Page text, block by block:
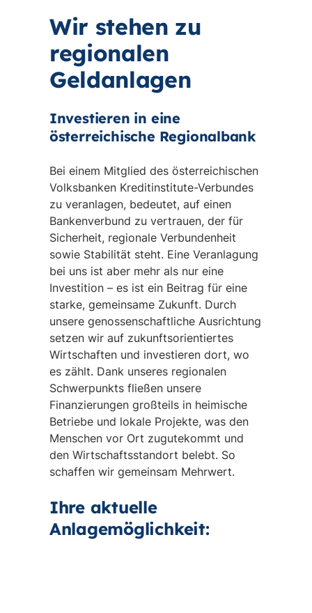
Wir stehen zu
regionalen
Geldanlagen
Investieren in eine
österreichische Regionalbank
Bei einem Mitglied des österreichischen
Volksbanken Kreditinstitute-Verbundes
zu veranlagen, bedeutet, auf einen
Bankenverbund zu vertrauen, der für
Sicherheit, regionale Verbundenheit
sowie Stabilität steht. Eine Veranlagung
bei uns ist aber mehr als nur eine
Investition – es ist ein Beitrag für eine
starke, gemeinsame Zukunft. Durch
unsere genossenschaftliche Ausrichtung
setzen wir auf zukunftsorientiertes
Wirtschaften und investieren dort, wo
es zählt. Dank unseres regionalen
Schwerpunkts fließen unsere
Finanzierungen großteils in heimische
Betriebe und lokale Projekte, was den
Menschen vor Ort zugutekommt und
den Wirtschaftsstandort belebt. So
schaffen wir gemeinsam Mehrwert.
Ihre aktuelle
Anlagemöglichkeit: